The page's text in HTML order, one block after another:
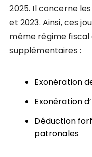
2025. Il concerne
et 2023. Ainsi, ces
même régime fiscal
supplémentaires :
Exonération
Exonération
Déduction
patronales